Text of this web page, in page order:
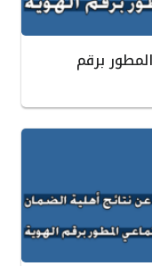
برقم